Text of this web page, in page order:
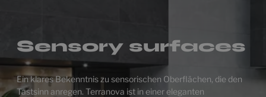
Sensory surfaces
Ein klares Bekenntnis zu sensorischen Oberflächen, die den
Tastsinn anregen. Terranova ist in einer eleganten